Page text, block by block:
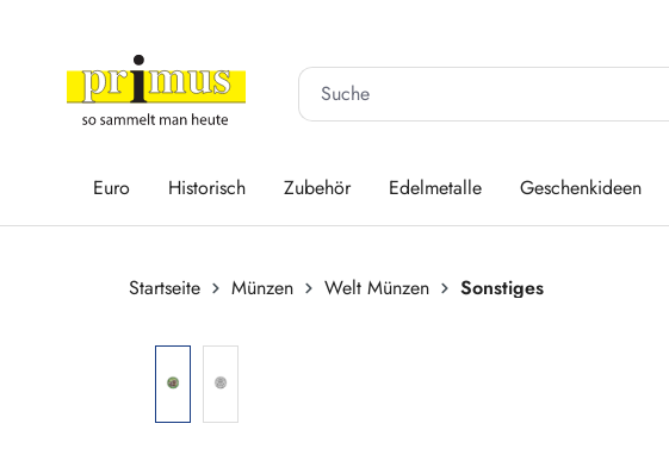
Euro Historisch Zubehör Edelmetalle Geschenkideen
Startseite Münzen Welt Münzen
Sonstiges